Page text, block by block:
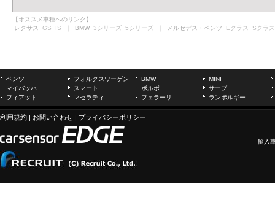
【オススメ車種へのリンク】
レクサス GS IS ｜ BMW 3シリーズ 5シリーズ ｜ メルセデス・ベンツ Eクラス Sクラス
ベンツ フォルクスワーゲン BMW
MINI
マイバッハ
スマート ボルボ
サーブ
フィアット
マセラティ フェラーリ ランボルギーニ
利用規約 | お問い合わせ | プライバシーポリシー
輸入